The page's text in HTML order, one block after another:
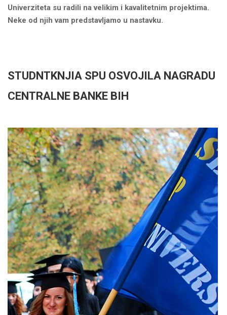
Univerziteta su radili na velikim i kavalitetnim projektima.
Neke od njih vam predstavljamo u nastavku.
STUDNTKNJIA SPU OSVOJILA NAGRADU
CENTRALNE BANKE BIH